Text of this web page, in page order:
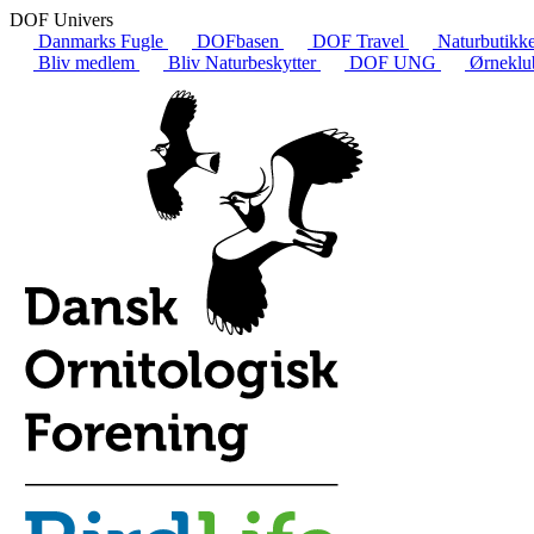
DOF Univers
Danmarks Fugle
DOFbasen DOF Travel
Bliv medlem
Bliv Naturbeskytter DOF UNG